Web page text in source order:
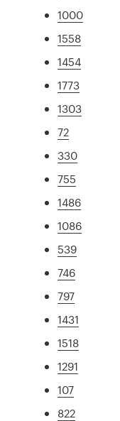
1000
1558
1454
1773
1303
72
330
755
1486
1086
539
746
797
1431
1518
1291
107
822